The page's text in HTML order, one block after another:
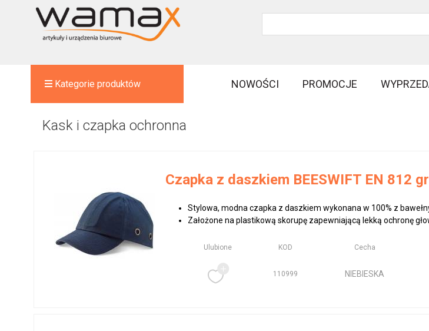
Kategorie produktów NOWOŚCI PROMOCJE
Kask i czapka ochronna
Czapka z daszkiem BEESWIFT EN 812
Stylowa, modna czapka z daszkiem wykonana w 100% z
Założone na plastikową skorupę zapewniającą lekką ochronę
Ulubione KOD Cecha
110999 NIEBIESKA